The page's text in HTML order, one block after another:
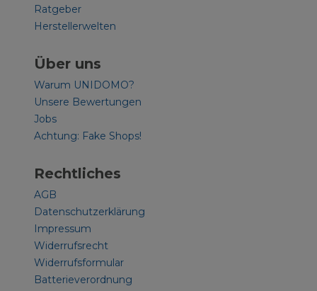
Ratgeber
Herstellerwelten
Über uns
Warum UNIDOMO?
Unsere Bewertungen
Jobs
Achtung: Fake Shops!
Rechtliches
AGB
Datenschutzerklärung
Impressum
Widerrufsrecht
Widerrufsformular
Batterieverordnung